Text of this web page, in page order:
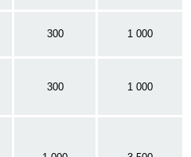
300 1 000
300 1 000